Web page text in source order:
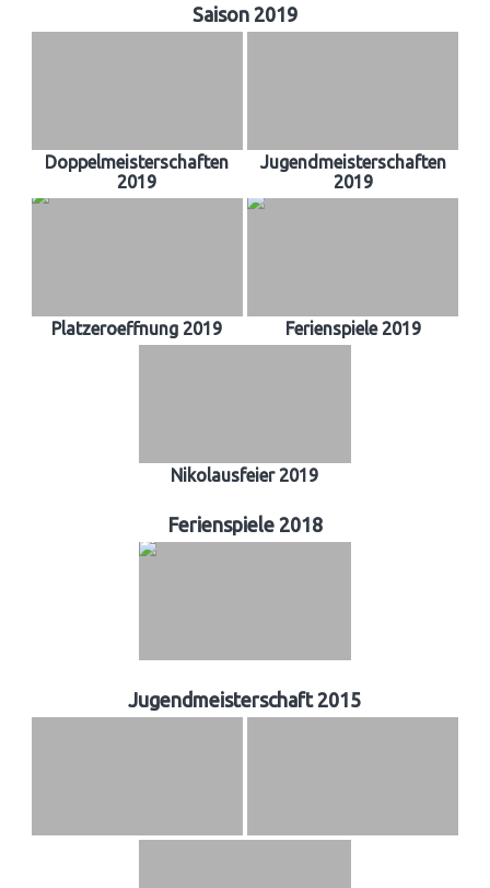
Saison 2019
Doppelmeisterschaften
2019
Jugendmeisterschaften
2019
Platzeroeffnung 2019 Ferienspiele 2019
Nikolausfeier 2019
Ferienspiele 2018
Jugendmeisterschaft 2015